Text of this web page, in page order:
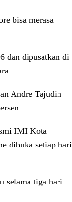
bisa merasa
dan dipusatkan di
Andre Tajudin
IMI Kota
dibuka setiap hari
selama tiga hari.